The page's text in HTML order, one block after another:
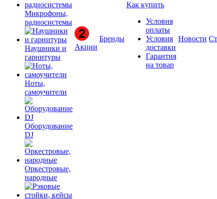
Микрофоны,
радиосистемы
Наушники и
гарнитуры
Ноты,
самоучители
Оборудование
DJ
Оркестровые,
народные
Акции
Бренды
Как купить
Условия
оплаты
Условия
доставки
Гарантия
на товар
Новости